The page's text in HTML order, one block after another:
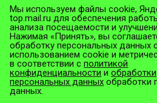
© ТД "ПолиТекс",
Все права
Мы используем файлы cookie,
top.mail.ru для обеспечения
анализа посещаемости и
Нажимая «Принять», вы
обработку персональных данных
использованием cookie и
в соответствии сполитикой
конфиденциальности иобработки
персональных данных обработки
данных.